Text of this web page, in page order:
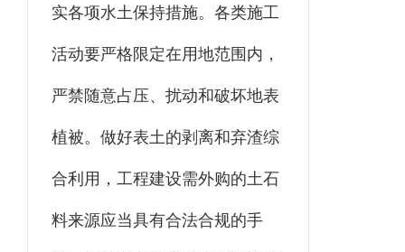
实各项水土保持措施。各类施工
活动要严格限定在用地范围内，
严禁随意占压、扰动和破坏地表
植被。做好表土的剥离和弃渣综
合利用，工程建设需外购的土石
料来源应当具有合法合规的手